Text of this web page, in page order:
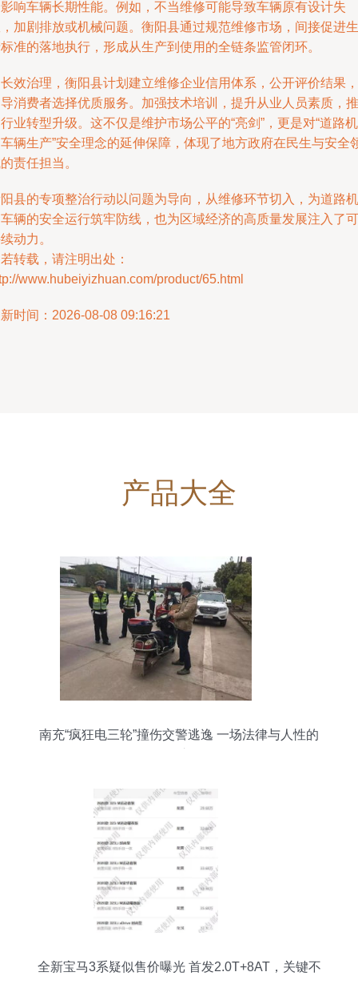
响车辆长期性能。例如，不当维修可能导致车辆原有设计失
加剧排放或机械问题。衡阳县通过规范维修市场，间接促进生
准的落地执行，形成从生产到使用的全链条监管闭环。
效治理，衡阳县计划建立维修企业信用体系，公开评价结果，
消费者选择优质服务。加强技术培训，提升从业人员素质，推
业转型升级。这不仅是维护市场公平的“亮剑”，更是对“道路机
辆生产”安全理念的延伸保障，体现了地方政府在民生与安全
责任担当。
县的专项整治行动以问题为导向，从维修环节切入，为道路机
辆的安全运行筑牢防线，也为区域经济的高质量发展注入了可
动力。
转载，请注明出处：
www.hubeiyizhuan.com/product/65.html
时间：2026-08-08 09:16:21
产品大全
南充“疯狂电三轮”撞伤交警逃逸 一场法律与人性的
全新宝马3系疑似售价曝光 首发2.0T+8AT，关键不